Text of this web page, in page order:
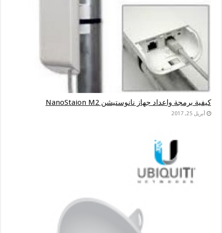
كيفية برمجة واعداد جهاز نانوستيشن NanoStaion M2
أبريل 25, 2017